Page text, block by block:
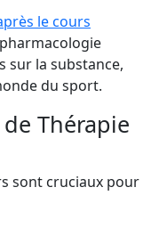
le cours
sur la substance,
du sport.
Thérapie
sont cruciaux pour